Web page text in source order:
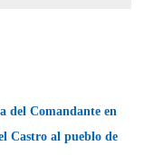
del Comandante en
Castro al pueblo de